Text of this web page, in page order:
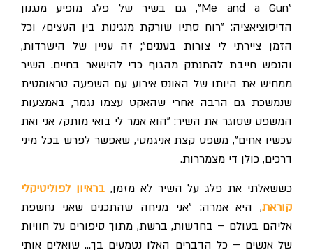
"Me and a Gun", גם בשיר של פלג מופיע מנגנון
הדיסוציאציה: "רוח סתיו שורקת מנגינות בין העצים/ וכל
הזמן ציירתי לי צורות בעננים"; זה עניין של הישרדות,
והנפש חייבת להתנתק מהגוף כדי להישאר בחיים. השיר
ממחיש את היותו של האונס אירוע עם השפעה טראומטית
שנמשכת גם הרבה אחרי שהאקט עצמו נגמר, באמצעות
המשפט שסוגר את השיר: "הוא אמר לי בואי מותק/ אני ואת
עכשיו אחים", משפט קצת אניגמטי, שאפשר לפרש בכל מיני
דרכים, כולן די מצמררות.
כששאלתי את פלג על השיר לא מזמן,בראיון לפוליטיקלי
קוראת, היא אמרה: "אני מניחה שהתכנים שאני נחשפת
אליהם בעולם – בחדשות, ברשת, מתוך סיפורים על חוויות
של אנשים – כל הדברים האלו נטמעים בך… שואלים אותי